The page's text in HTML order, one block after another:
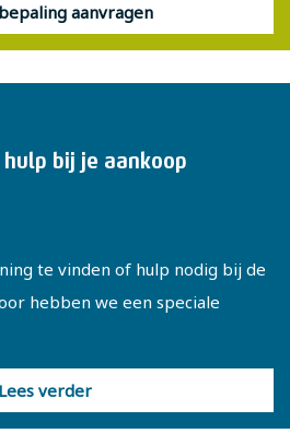
aanvragen
bij je aankoop
te vinden of hulp nodig bij de
hebben we een speciale
Lees verder